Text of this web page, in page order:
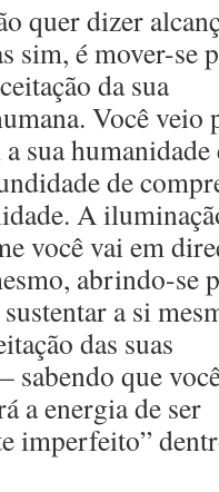
quer dizer
sim, é mover-se
da sua
Você veio
sua humanidade
de
A
você vai em
abrindo-se
a si
das suas
sabendo que
a energia de ser
imperfeito”